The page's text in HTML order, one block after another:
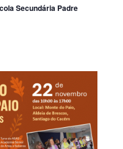
Secundária Padre